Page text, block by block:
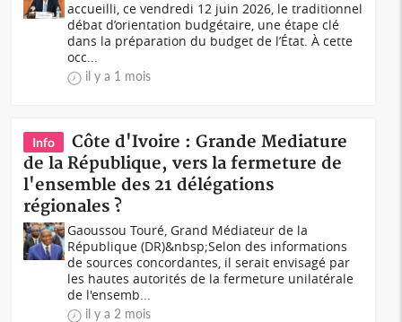
accueilli, ce vendredi 12 juin 2026, le traditionnel
débat d’orientation budgétaire, une étape clé
dans la préparation du budget de l’État. À cette
occ...
il y a 1 mois
Info
Côte d'Ivoire : Grande Mediature
de la République, vers la fermeture de
l'ensemble des 21 délégations
régionales ?
Gaoussou Touré, Grand Médiateur de la
République (DR)&nbsp;Selon des informations
de sources concordantes, il serait envisagé par
les hautes autorités de la fermeture unilatérale
de l'ensemb...
il y a 2 mois